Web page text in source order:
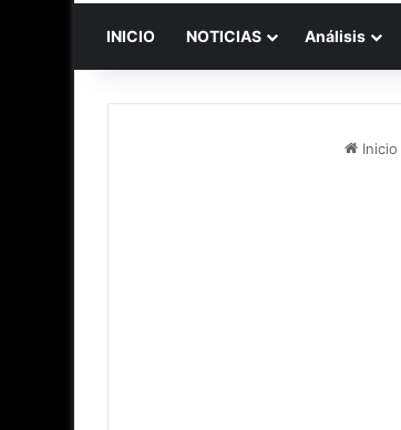
INICIO NOTICIAS Análisis
Inicio